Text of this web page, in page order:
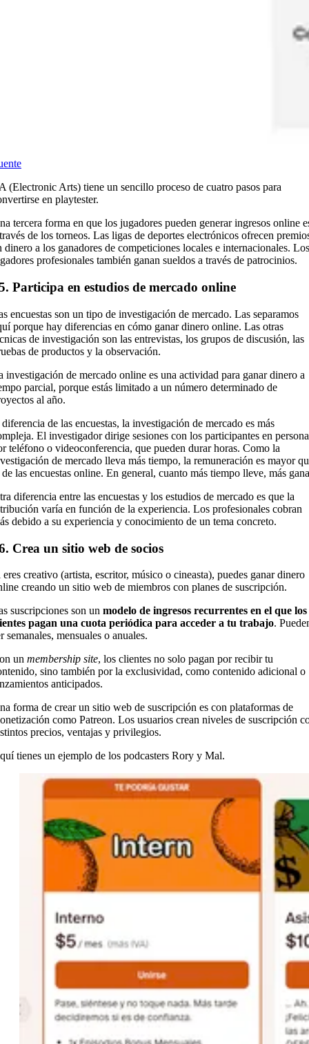
(Electronic Arts) tiene un sencillo proceso de cuatro pasos para
en playtester.
tercera forma en que los jugadores pueden generar ingresos online
de los torneos. Las ligas de deportes electrónicos ofrecen
dinero a los ganadores de competiciones locales e internacionales. Los
profesionales también ganan sueldos a través de patrocinios.
Participa en estudios de mercado online
encuestas son un tipo de investigación de mercado. Las separamos
porque hay diferencias en cómo ganar dinero online. Las otras
de investigación son las entrevistas, los grupos de discusión, las
de productos y la observación.
investigación de mercado online es una actividad para ganar dinero a
parcial, porque estás limitado a un número determinado de
al año.
de las encuestas, la investigación de mercado es más
El investigador dirige sesiones con los participantes en
teléfono o videoconferencia, que pueden durar horas. Como la
de mercado lleva más tiempo, la remuneración es mayor
las encuestas online. En general, cuanto más tiempo lleve, más
diferencia entre las encuestas y los estudios de mercado es que la
varía en función de la experiencia. Los profesionales cobran
debido a su experiencia y conocimiento de un tema concreto.
Crea un sitio web de socios
eres creativo (artista, escritor, músico o cineasta), puedes ganar dinero
creando un sitio web de miembros con planes de suscripción.
suscripciones son un modelo de ingresos recurrentes en el que los
pagan una cuota periódica para acceder a tu trabajo.
semanales, mensuales o anuales.
un membership site, los clientes no solo pagan por recibir tu
sino también por la exclusividad, como contenido adicional o
anticipados.
forma de crear un sitio web de suscripción es con plataformas de
como Patreon. Los usuarios crean niveles de suscripción
precios, ventajas y privilegios.
tienes un ejemplo de los podcasters Rory y Mal.